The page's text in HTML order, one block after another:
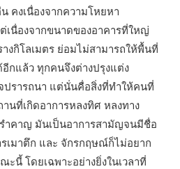
คงเนื่องจากความโหยหา
นื่องจากขนาดของอาคารที่ใหญ่
งกิโลเมตร ย่อมไม่สามารถให้พื้นที่
กแล้ว ทุกคนจึงต่างปรุงแต่ง
รารถนา แต่นั่นคื่อสิ่งที่ทำให้คนที่
นที่เกิดอาการหลงทิศ หลงทาง
ำคาญ มันเป็นอาการสามัญจนมีชื่อ
รเมาตึก และ จักรกฤษณ์ก็ไม่อยาก
นี้ โดยเฉพาะอย่างยิ่งในเวลาที่